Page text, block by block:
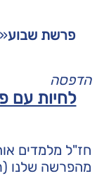
פרשת שבוע
הדפסה
לחיות עם
חז"ל מלמדים
מהפרשה שלנו